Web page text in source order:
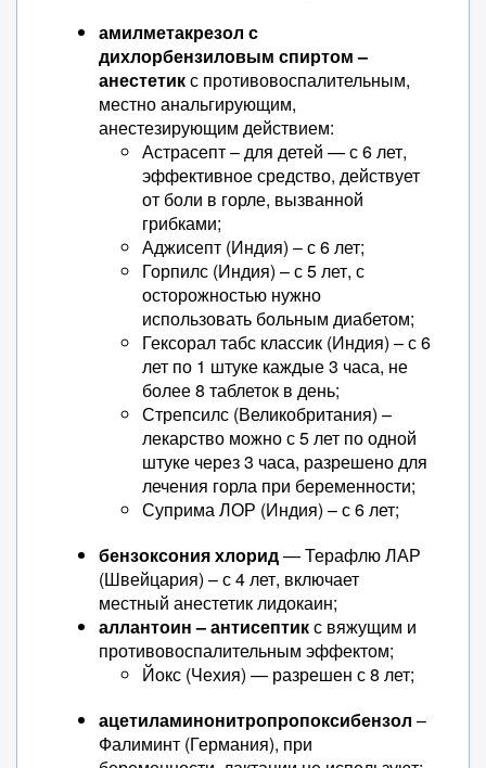
амилметакрезол с
дихлорбензиловым спиртом –
анестетикс противовоспалительным,
местно анальгирующим,
анестезирующим действием:
Астрасепт – для детей — с 6 лет,
эффективное средство, действует
от боли в горле, вызванной
грибками;
Аджисепт (Индия) – с 6 лет;
Горпилс (Индия) – с 5 лет, с
осторожностью нужно
использовать больным диабетом;
Гексорал табс классик (Индия) – с 6
лет по 1 штуке каждые 3 часа, не
более 8 таблеток в день;
Стрепсилс (Великобритания) –
лекарство можно с 5 лет по одной
штуке через 3 часа, разрешено для
лечения горла при беременности;
Суприма ЛОР (Индия) – с 6 лет;
бензоксония хлорид— Терафлю ЛАР
(Швейцария) – с 4 лет, включает
местный анестетик лидокаин;
аллантоин – антисептикс вяжущим и
противовоспалительным эффектом;
Йокс (Чехия) — разрешен с 8 лет;
ацетиламинонитропропоксибензол –
Фалиминт (Германия), при